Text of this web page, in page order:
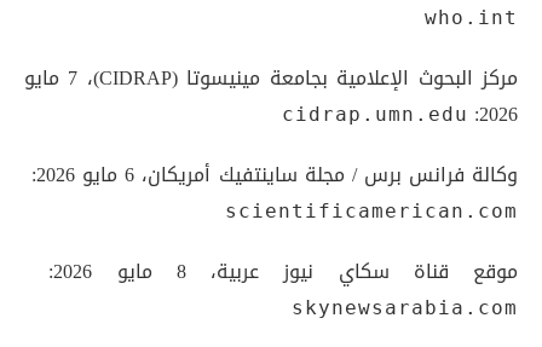
who.int
مركز البحوث الإعلامية بجامعة مينيسوتا (CIDRAP)، 7 مايو
2026:
cidrap.umn.edu
وكالة فرانس برس / مجلة ساينتفيك أمريكان، 6 مايو 2026:
scientificamerican.com
موقع قناة سكاي نيوز عربية، 8 مايو 2026:
skynewsarabia.com